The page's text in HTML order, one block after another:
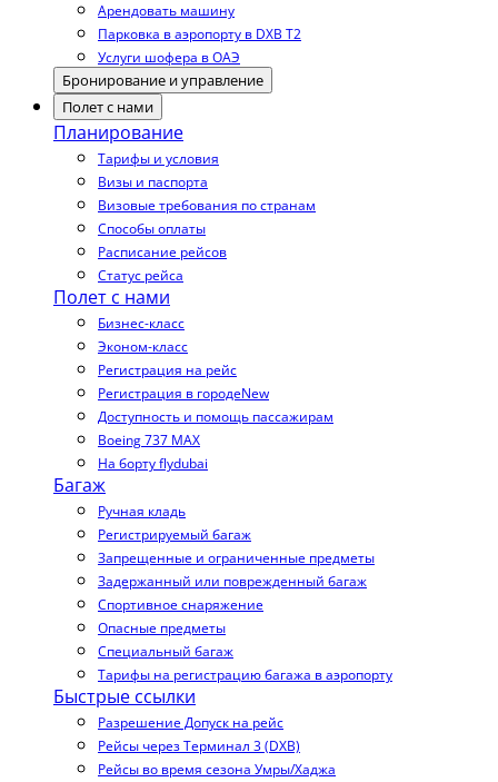
Арендовать машину
Парковка в аэропорту в DXB T2
Услуги шофера в ОАЭ
Бронирование и управление
Полет с нами
Планирование
Тарифы и условия
Визы и паспорта
Визовые требования по странам
Способы оплаты
Расписание рейсов
Статус рейса
Полет с нами
Бизнес-класс
Эконом-класс
Регистрация на рейс
Регистрация в городеNew
Доступность и помощь пассажирам
Boeing 737 MAX
На борту flydubai
Багаж
Ручная кладь
Регистрируемый багаж
Запрещенные и ограниченные предметы
Задержанный или поврежденный багаж
Спортивное снаряжение
Опасные предметы
Специальный багаж
Тарифы на регистрацию багажа в аэропорту
Быстрые ссылки
Разрешение Допуск на рейс
Рейсы через Терминал 3 (DXB)
Рейсы во время сезона Умры/Хаджа